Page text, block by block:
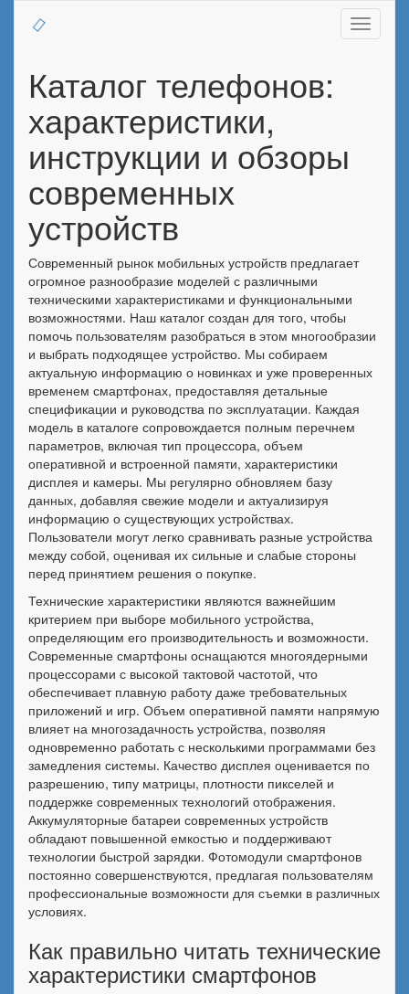
Toggle
Каталог телефонов:
характеристики,
инструкции и обзоры
современных
устройств
Современный рынок мобильных устройств предлагает
огромное разнообразие моделей с различными
техническими характеристиками и функциональными
возможностями. Наш каталог создан для того, чтобы
помочь пользователям разобраться в этом многообразии
и выбрать подходящее устройство. Мы собираем
актуальную информацию о новинках и уже проверенных
временем смартфонах, предоставляя детальные
спецификации и руководства по эксплуатации. Каждая
модель в каталоге сопровождается полным перечнем
параметров, включая тип процессора, объем
оперативной и встроенной памяти, характеристики
дисплея и камеры. Мы регулярно обновляем базу
данных, добавляя свежие модели и актуализируя
информацию о существующих устройствах.
Пользователи могут легко сравнивать разные устройства
между собой, оценивая их сильные и слабые стороны
перед принятием решения о покупке.
Технические характеристики являются важнейшим
критерием при выборе мобильного устройства,
определяющим его производительность и возможности.
Современные смартфоны оснащаются многоядерными
процессорами с высокой тактовой частотой, что
обеспечивает плавную работу даже требовательных
приложений и игр. Объем оперативной памяти напрямую
влияет на многозадачность устройства, позволяя
одновременно работать с несколькими программами без
замедления системы. Качество дисплея оценивается по
разрешению, типу матрицы, плотности пикселей и
поддержке современных технологий отображения.
Аккумуляторные батареи современных устройств
обладают повышенной емкостью и поддерживают
технологии быстрой зарядки. Фотомодули смартфонов
постоянно совершенствуются, предлагая пользователям
профессиональные возможности для съемки в различных
условиях.
Как правильно читать технические
характеристики смартфонов